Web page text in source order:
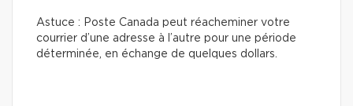
Astuce : Poste Canada peut réacheminer votre
courrier d’une adresse à l’autre pour une période
déterminée, en échange de quelques dollars.